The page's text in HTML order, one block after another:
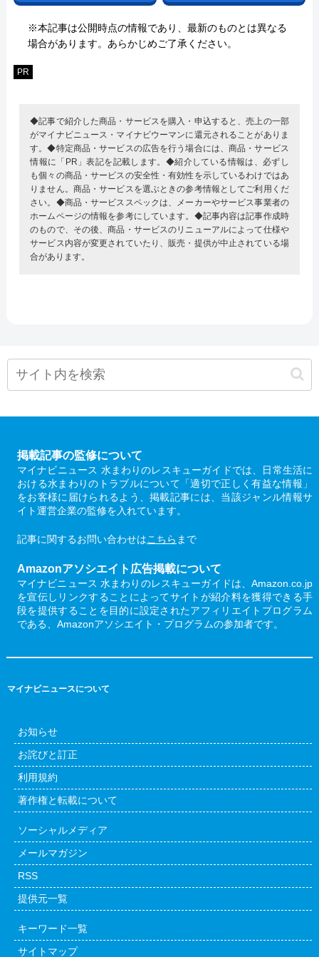
※本記事は公開時点の情報であり、最新のものとは異なる
場合があります。あらかじめご了承ください。
PR
◆記事で紹介した商品・サービスを購入・申込すると、売上の一部
がマイナビニュース・マイナビウーマンに還元されることがありま
す。◆特定商品・サービスの広告を行う場合には、商品・サービス
情報に「PR」表記を記載します。◆紹介している情報は、必ずし
も個々の商品・サービスの安全性・有効性を示しているわけではあ
りません。商品・サービスを選ぶときの参考情報としてご利用くだ
さい。◆商品・サービススペックは、メーカーやサービス事業者の
ホームページの情報を参考にしています。◆記事内容は記事作成時
のもので、その後、商品・サービスのリニューアルによって仕様や
サービス内容が変更されていたり、販売・提供が中止されている場
合があります。
掲載記事の監修について
マイナビニュース 水まわりのレスキューガイドでは、日常生活に
おける水まわりのトラブルについて「適切で正しく有益な情報」
をお客様に届けられるよう、掲載記事には、当該ジャンル情報サ
イト運営企業の監修を入れています。
記事に関するお問い合わせはこちら まで
Amazonアソシエイト広告掲載について
マイナビニュース 水まわりのレスキューガイドは、Amazon.co.jp
を宣伝しリンクすることによってサイトが紹介料を獲得できる手
段を提供することを目的に設定されたアフィリエイトプログラム
である、Amazonアソシエイト・プログラムの参加者です。
マイナビニュースについて
お知らせ
お詫びと訂正
利用規約
著作権と転載について
ソーシャルメディア
メールマガジン
RSS
提供元一覧
キーワード一覧
サイトマップ